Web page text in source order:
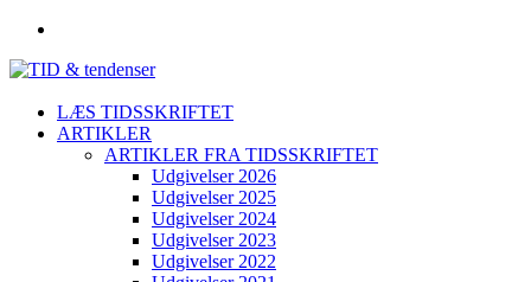
LÆS TIDSSKRIFTET
ARTIKLER
ARTIKLER FRA TIDSSKRIFTET
Udgivelser 2026
Udgivelser 2025
Udgivelser 2024
Udgivelser 2023
Udgivelser 2022